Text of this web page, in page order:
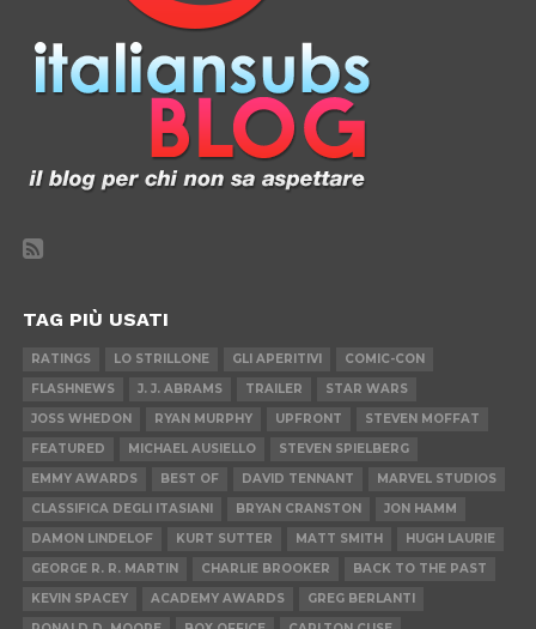
TAG PIÙ USATI
RATINGS LO STRILLONE GLI APERITIVI
COMIC-CON
FLASHNEWS
J. J. ABRAMS TRAILER
STAR WARS
JOSS WHEDON
RYAN MURPHY UPFRONT
STEVEN MOFFAT
FEATURED
MICHAEL AUSIELLO
STEVEN SPIELBERG
EMMY AWARDS
BEST OF DAVID TENNANT
MARVEL STUDIOS
CLASSIFICA DEGLI ITASIANI
BRYAN CRANSTON
JON HAMM
DAMON LINDELOF
KURT SUTTER MATT SMITH
HUGH LAURIE
GEORGE R. R. MARTIN
CHARLIE BROOKER
BACK TO THE PAST
KEVIN SPACEY
ACADEMY AWARDS
GREG BERLANTI